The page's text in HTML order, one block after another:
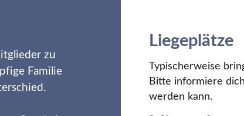
zu
Familie
Liegeplätze
Typischerweise
Bitte informiere
werden kann.